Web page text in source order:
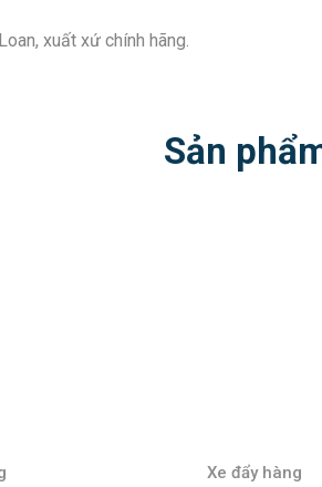
xuất xứ chính hãng.
Sản
hàng Xe